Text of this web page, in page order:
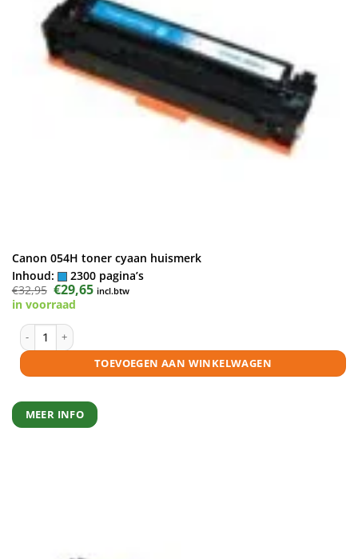
Canon 054H toner cyaan huismerk
Inhoud:
2300 pagina’s
€32,95 Oorspronkelijke
prijs
was:
€29,65Huidige
prijs
incl.btw
in voorraad
Canon 054H toner cyaan huismerk aantal
TOEVOEGEN AAN WINKELWAGEN
MEER INFO